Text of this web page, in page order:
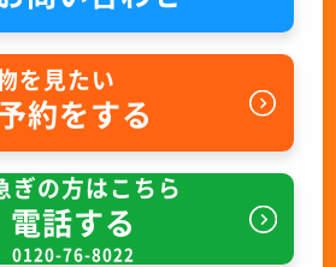
を見たい
約をする
ぎの方はこちら
電話する
0120-76-8022